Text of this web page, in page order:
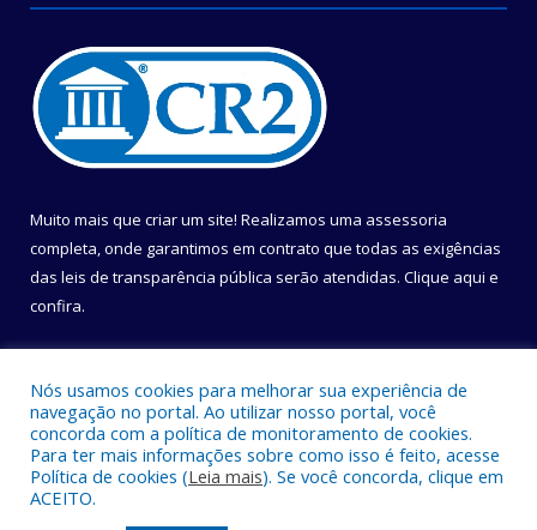
Muito mais que criar um site! Realizamos uma assessoria
completa, onde garantimos em contrato que todas as exigências
das leis de transparência pública serão atendidas. Clique aqui e
confira.
Todos os direitos reservados a Câmara Municipal de Belém.
Nós usamos cookies para melhorar sua experiência de
navegação no portal. Ao utilizar nosso portal, você
concorda com a política de monitoramento de cookies.
Para ter mais informações sobre como isso é feito, acesse
Política de cookies (Leia mais). Se você concorda, clique em
ACEITO.